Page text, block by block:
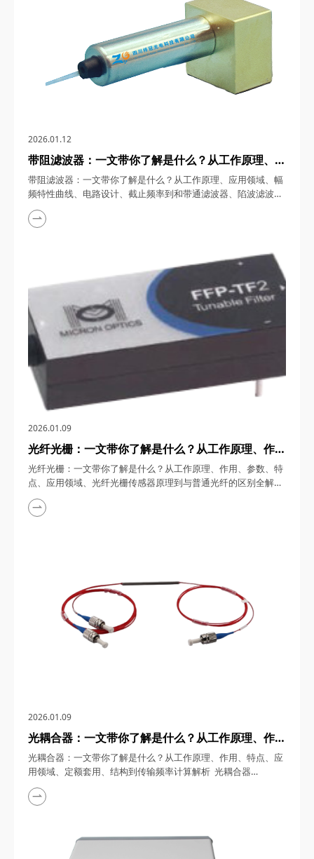
2026.01.12
带阻滤波器：一文带你了解是什么？从工作原理、应
用领域、幅频特性曲线、电路设计、截止频率到和带
通滤波器、陷波滤波器的区别全解析
带阻滤波器：一文带你了解是什么？从工作原理、应用领域、幅
频特性曲线、电路设计、截止频率到和带通滤波器、陷波滤波器
的区别全解析 带阻滤波器（Bandstop Filter,BSF），在信号处理
领域，滤波器是不可或缺的核心组件，凭借其独特的频率选择
2026.01.09
光纤光栅：一文带你了解是什么？从工作原理、作
用、参数、特点、应用领域、光纤光栅传感器原理到
与普通光纤的区别全解析
光纤光栅：一文带你了解是什么？从工作原理、作用、参数、特
点、应用领域、光纤光栅传感器原理到与普通光纤的区别全解析
光纤光栅，一种以光为媒介的微纳结构器件，在5G通信、智能电
网、航空航天等前沿领域，凭借其独特的波长选择性和抗电磁干
2026.01.09
光耦合器：一文带你了解是什么？从工作原理、作
用、特点、应用领域、定额套用、结构到传输频率计
算解析
光耦合器：一文带你了解是什么？从工作原理、作用、特点、应
用领域、定额套用、结构到传输频率计算解析 光耦合器
（Optical Coupler）作为一种以光为媒介的电-光-电转换器件，
在电子设备高度集成化的今天，凭借其卓越的电气隔离能力和抗
的技术奥秘。 一、光耦合器是...